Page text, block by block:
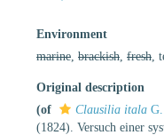
Environment
marine brackish fresh ,
Original description
(of
Clausilia itala
(1824). Versuch einer